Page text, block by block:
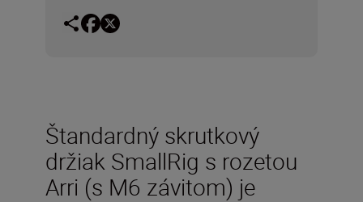
Štandardný skrutkový
držiak SmallRig s rozetou
Arri (s M6 závitom) je